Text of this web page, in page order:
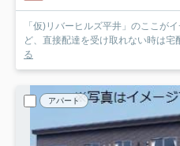
「仮)リバーヒルズ平井」のここが
ど、直接配達を受け取れない時は宅
る
アパート